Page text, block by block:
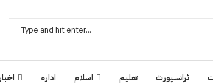
ادارہ اسلام تعلیم ٹرانسپورٹ